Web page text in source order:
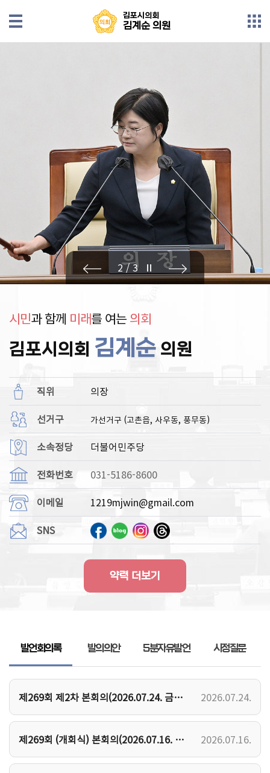
본문으로 바로가기
메인메뉴 바로가기
김계순 의원
발
의
김포시의회
김계순 의원
2/3
시민과 함께 미래를 여는 의회
김포시의회 김계순 의원
직위
의장
선거구
가선거구 (고촌읍, 사우동, 풍무동)
소속정당
더불어민주당
전화번호
031-5186-8600
이메일
1219mjwin@gmail.com
SNS
약력 더보기
발언회의록
제269회 제2차 본회의(2026.07.24. 금요일) 2026.07.24.
제269회 (개회식) 본회의(2026.07.16. 목요일) 2026.07.16.
발의의안 5분자유발언 시정질문